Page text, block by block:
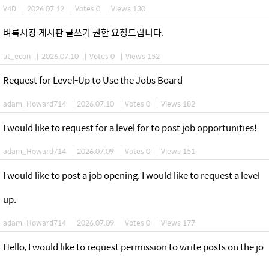
V4D | 2026.07.12 | Votes 0 | Views 130
벼룩시장 게시판 글쓰기 권한 요청드립니다.
ut_econ | 2026.07.10 | Votes 0 | Views 152
Request for Level-Up to Use the Jobs Board
adam_Howard714 | 2026.07.10 | Votes 0 | Views 182
I would like to request for a level for to post job opportunities!
adam_Howard714 | 2026.07.09 | Votes 0 | Views 151
I would like to post a job opening. I would like to request a level
up.
adam_Howard714 | 2026.07.09 | Votes 0 | Views 177
Hello, I would like to request permission to write posts on the jo